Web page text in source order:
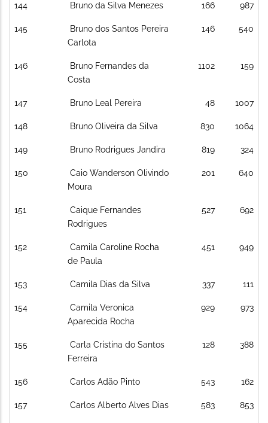
144 Bruno da Silva Menezes 166 987
145
Bruno dos Santos Pereira
Carlota
146 540
146
Bruno Fernandes da
Costa
1102 159
147 Bruno Leal Pereira 48 1007
148 Bruno Oliveira da Silva 830 1064
149 Bruno Rodrigues Jandira 819 324
150
Caio Wanderson Olivindo
Moura
201 640
151
Caique Fernandes
Rodrigues
527 692
152
Camila Caroline Rocha
de Paula
451 949
153 Camila Dias da Silva 337 111
154
Camila Veronica
Aparecida Rocha
929 973
155
Carla Cristina do Santos
Ferreira
128 388
156 Carlos Adão Pinto 543 162
157 Carlos Alberto Alves Dias 583 853